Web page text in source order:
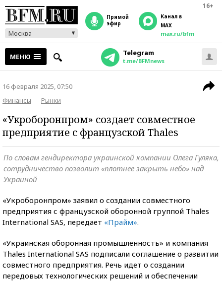
16+
Москва
прямой
эфир
Канал в
MAX
max.ru/bfm
МЕНЮ Telegram
t.me/BFMnews
16 февраля 2025, 07:50
Финансы
Рынки
«Укроборонпром» создает совместное
предприятие с французской Thales
По словам гендиректора украинской компании Олега Гуляка,
сотрудничество позволит «плотнее закрыть небо» над
Украиной
«Укроборонпром» заявил о создании совместного
предприятия с французской оборонной группой Thales
International SAS, передает «Прайм».
«Украинская оборонная промышленность» и компания
Thales International SAS подписали соглашение о развитии
совместного предприятия. Речь идет о создании
передовых технологических решений и обеспечении